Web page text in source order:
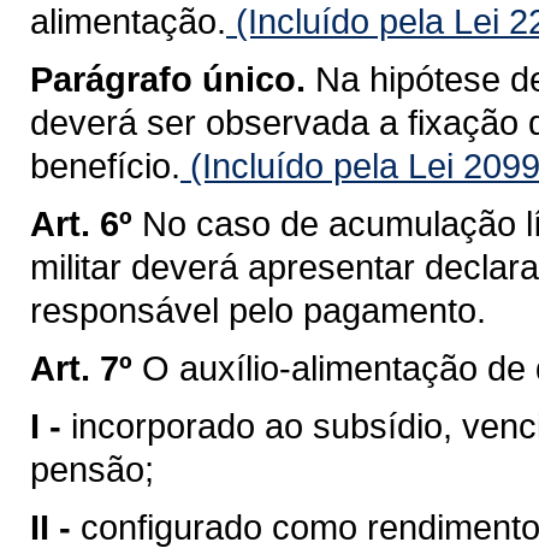
alimentação. (Incluído pela Lei
Parágrafo único. Na hipótese
deverá ser observada a fixação
benefício. (Incluído pela Lei
Art. 6º No caso de acumulação
militar deverá apresentar
responsável pelo pagamento.
Art. 7º O auxílio-alimentação
I - incorporado ao subsídio,
pensão;
II - configurado como